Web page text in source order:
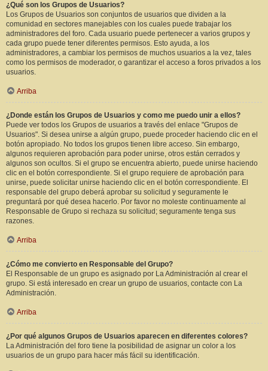
¿Qué son los Grupos de Usuarios?
Los Grupos de Usuarios son conjuntos de usuarios que dividen a la
comunidad en sectores manejables con los cuales puede trabajar los
administradores del foro. Cada usuario puede pertenecer a varios grupos y
cada grupo puede tener diferentes permisos. Esto ayuda, a los
administradores, a cambiar los permisos de muchos usuarios a la vez, tales
como los permisos de moderador, o garantizar el acceso a foros privados a los
usuarios.
Arriba
¿Donde están los Grupos de Usuarios y como me puedo unir a ellos?
Puede ver todos los Grupos de usuarios a través del enlace "Grupos de
Usuarios". Si desea unirse a algún grupo, puede proceder haciendo clic en el
botón apropiado. No todos los grupos tienen libre acceso. Sin embargo,
algunos requieren aprobación para poder unirse, otros están cerrados y
algunos son ocultos. Si el grupo se encuentra abierto, puede unirse haciendo
clic en el botón correspondiente. Si el grupo requiere de aprobación para
unirse, puede solicitar unirse haciendo clic en el botón correspondiente. El
responsable del grupo deberá aprobar su solicitud y seguramente le
preguntará por qué desea hacerlo. Por favor no moleste continuamente al
Responsable de Grupo si rechaza su solicitud; seguramente tenga sus
razones.
Arriba
¿Cómo me convierto en Responsable del Grupo?
El Responsable de un grupo es asignado por La Administración al crear el
grupo. Si está interesado en crear un grupo de usuarios, contacte con La
Administración.
Arriba
¿Por qué algunos Grupos de Usuarios aparecen en diferentes colores?
La Administración del foro tiene la posibilidad de asignar un color a los
usuarios de un grupo para hacer más fácil su identificación.